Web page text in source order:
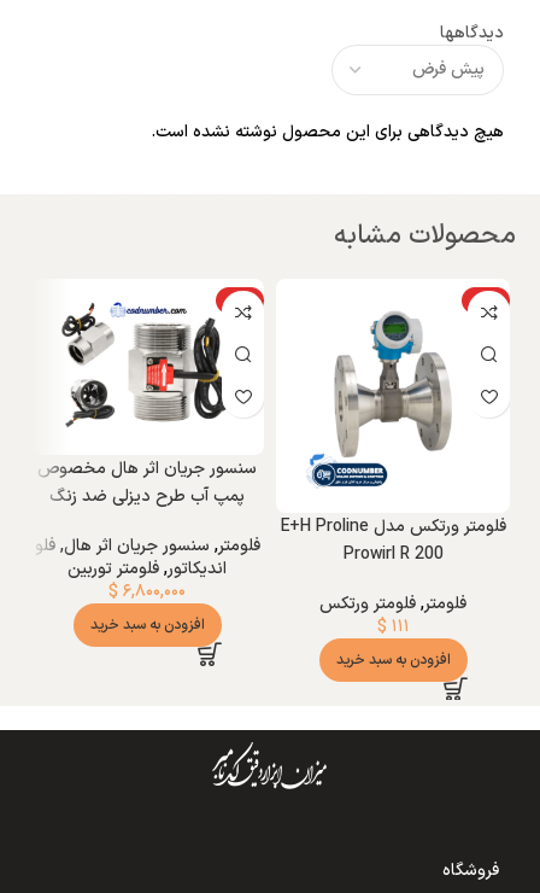
دیدگاهها
هیچ دیدگاهی برای این محصول نوشته نشده است.
محصولات مشابه
ویژه
فلومتر ورتکس مدل E+H Proline
Prowirl R 200
فلومتر,فلومتر ورتکس
$ ۱۱۱
افزودن به سبد خرید
ویژه
سنسور جریان اثر هال مخصوص
پمپ آب طرح دیزلی ضد زنگ
فلومتر, سنسور جریان اثر هال,فلو
اندیکاتور,فلومتر توربین
$ ۶,۸۰۰,۰۰۰
افزودن به سبد خرید
فروشگاه